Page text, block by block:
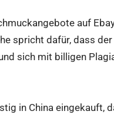
auf
spricht dafür, dass
sich mit billigen
in China eingekauft,